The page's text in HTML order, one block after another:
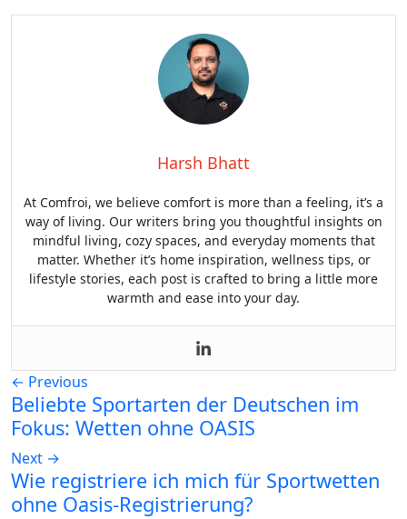
Harsh Bhatt
At Comfroi, we believe comfort is more than a feeling, it’s a
way of living. Our writers bring you thoughtful insights on
mindful living, cozy spaces, and everyday moments that
matter. Whether it’s home inspiration, wellness tips, or
lifestyle stories, each post is crafted to bring a little more
warmth and ease into your day.
← Previous
Beliebte Sportarten der Deutschen im
Fokus: Wetten ohne OASIS
Next →
Wie registriere ich mich für Sportwetten
ohne Oasis-Registrierung?